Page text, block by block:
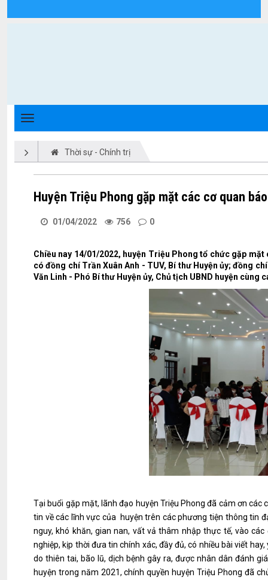
Thời sự - Chính trị
Huyện Triệu Phong gặp mặt các cơ quan
01/04/2022 756 0
Chiều nay 14/01/2022, huyện Triệu Phong tổ chức gặp
có đồng chí Trần Xuân Anh - TUV, Bí thư Huyện ủy; đồng
Văn Linh - Phó Bí thư Huyện ủy, Chủ tịch UBND huyện
Tại buổi gặp mặt, lãnh đạo huyện Triệu Phong đã cảm ơn
tin về các lĩnh vực của huyện trên các phương tiện thông tin
nguy, khó khăn, gian nan, vất vả thâm nhập thực tế, vào
nghiệp, kịp thời đưa tin chính xác, đầy đủ, có nhiều bài viết
do thiên tai, bão lũ, dịch bệnh gây ra, được nhân dân đánh
huyện trong năm 2021, chính quyền huyện Triệu Phong đã